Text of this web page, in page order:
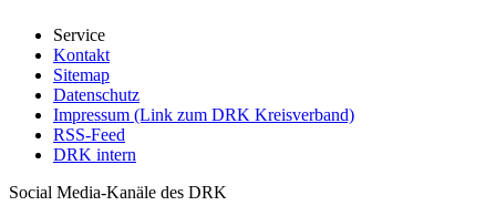
Service
Kontakt
Sitemap
Datenschutz
Impressum (Link zum DRK Kreisverband)
RSS-Feed
DRK intern
Social Media-Kanäle des DRK